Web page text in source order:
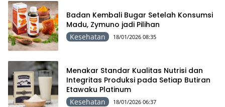
Badan Kembali Bugar Setelah Konsumsi
Madu, Zymuno jadi Pilihan
Kesehatan 18/01/2026 08:35
Menakar Standar Kualitas Nutrisi dan
Integritas Produksi pada Setiap Butiran
Etawaku Platinum
Kesehatan 18/01/2026 06:37